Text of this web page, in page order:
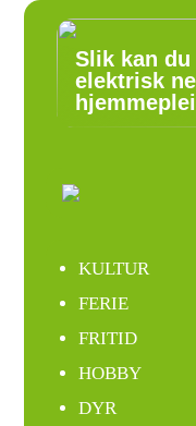
Slik kan du
elektrisk
KULTUR
FERIE
FRITID
HOBBY
DYR